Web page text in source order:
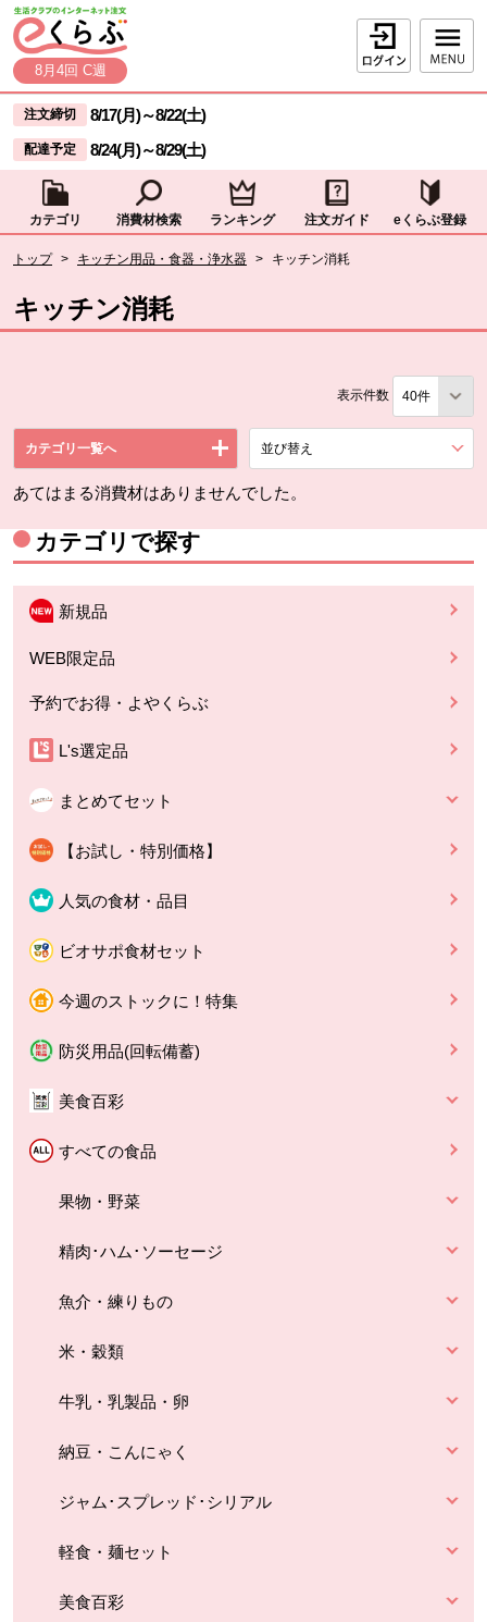
ページの先頭です。
本文へジャンプする。
8月4回 C週
ログイン
ここからサイト内共通メニューです。
サイト内共通メニューをスキップする
注文締切 8/17(月)～8/22(土)
配達予定 8/24(月)～8/29(土)
カテゴリ 消費材検索 ランキング 注文ガイド eくらぶ登録
トップ > キッチン用品・食器・浄水器 > キッチン消耗
キッチン消耗
表示件数
カテゴリ一覧へ 並び替え
あてはまる消費材はありませんでした。
カテゴリで探す
新規品
WEB限定品
予約でお得・よやくらぶ
L's選定品
まとめてセット
【お試し・特別価格】
人気の食材・品目
ビオサポ食材セット
今週のストックに！特集
防災用品(回転備蓄)
美食百彩
すべての食品
果物・野菜
精肉･ハム･ソーセージ
魚介・練りもの
米・穀類
牛乳・乳製品・卵
納豆・こんにゃく
ジャム･スプレッド･シリアル
軽食・麺セット
美食百彩